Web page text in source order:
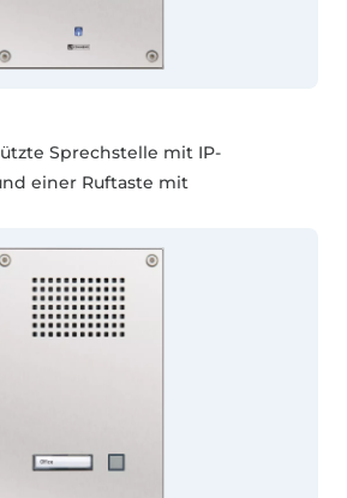
Sprechstelle mit IP-
einer Ruftaste mit